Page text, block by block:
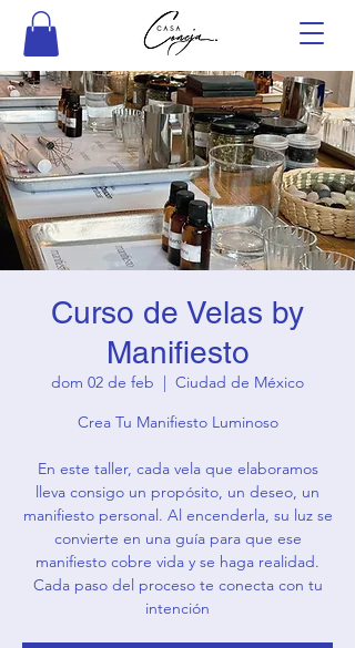
Curso de Velas by
Manifiesto
dom 02 de feb
  |
Ciudad de México
Crea Tu Manifiesto Luminoso
En este taller, cada vela que elaboramos
lleva consigo un propósito, un deseo, un
manifiesto personal. Al encenderla, su luz se
convierte en una guía para que ese
manifiesto cobre vida y se haga realidad.
Cada paso del proceso te conecta con tu
intención